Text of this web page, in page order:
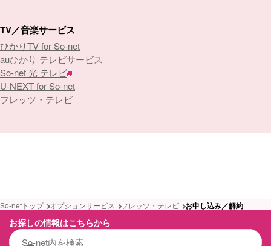
TV／音楽サービス
ひかりTV for So-net
auひかり テレビサービス
So-net 光 テレビ
U-NEXT for So-net
フレッツ・テレビ
So-netトップ オプションサービス フレッツ・テレビ お申し込み／解約
お探しの情報はこちらから